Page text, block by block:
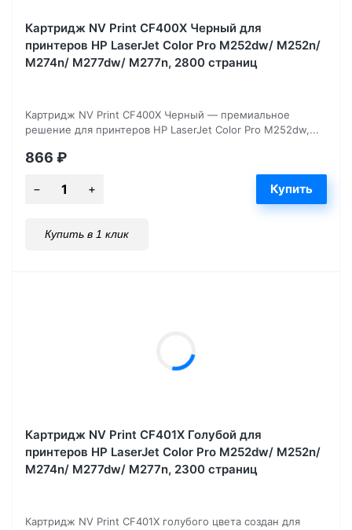
Картридж NV Print CF400X Черный для
принтеров HP LaserJet Color Pro M252dw/ M252n/
M274n/ M277dw/ M277n, 2800 страниц
Картридж NV Print CF400X Черный — премиальное
решение для принтеров HP LaserJet Color Pro M252dw,...
866 ₽
Купить в 1 клик
Картридж NV Print CF401X Голубой для
принтеров HP LaserJet Color Pro M252dw/ M252n/
M274n/ M277dw/ M277n, 2300 страниц
Картридж NV Print CF401X голубого цвета создан для